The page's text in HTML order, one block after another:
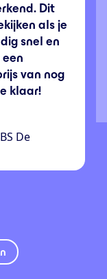
Dit
als je
snel en
van nog
klaar!
De